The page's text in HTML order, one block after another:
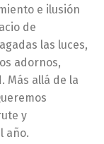
e ilusión
de
las luces,
adornos,
Más allá de la
y
año.